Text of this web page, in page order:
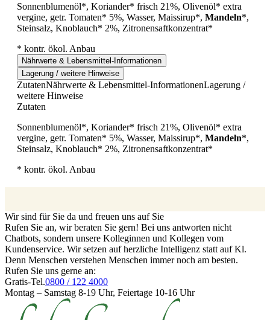
Sonnenblumenöl*, Koriander* frisch 21%, Olivenöl* extra
vergine, getr. Tomaten* 5%, Wasser, Maissirup*, Mandeln*,
Steinsalz, Knoblauch* 2%, Zitronensaftkonzentrat*
* kontr. ökol. Anbau
Nährwerte & Lebensmittel-Informationen
Lagerung / weitere Hinweise
ZutatenNährwerte & Lebensmittel-InformationenLagerung /
weitere Hinweise
Zutaten
Sonnenblumenöl*, Koriander* frisch 21%, Olivenöl* extra
vergine, getr. Tomaten* 5%, Wasser, Maissirup*, Mandeln*,
Steinsalz, Knoblauch* 2%, Zitronensaftkonzentrat*
* kontr. ökol. Anbau
Wir sind für Sie da und freuen uns auf Sie
Rufen Sie an, wir beraten Sie gern! Bei uns antworten nicht
Chatbots, sondern unsere Kolleginnen und Kollegen vom
Kundenservice. Wir setzen auf herzliche Intelligenz statt auf Kl.
Denn Menschen verstehen Menschen immer noch am besten.
Rufen Sie uns gerne an:
Gratis-Tel.0800 / 122 4000
Montag – Samstag 8-19 Uhr, Feiertage 10-16 Uhr